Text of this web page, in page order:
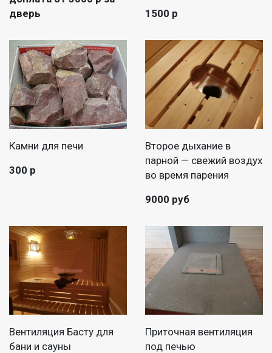
дверь
1500 р
Камни для печи
300 р
Второе дыхание в
парной — свежий воздух
во время парения
9000 руб
Вентиляция Басту для
бани и сауны
Приточная вентиляция
под печью